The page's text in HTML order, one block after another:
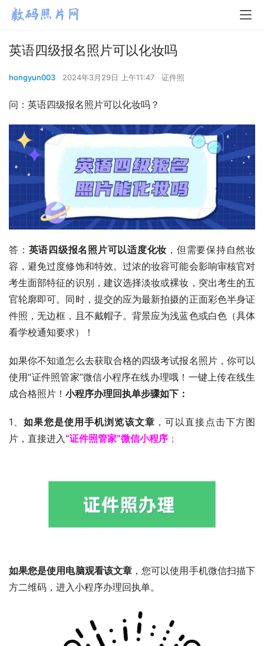
英语四级报名照片可以化妆吗
hongyun003 2024年3月29日 上午11:47 证件照
问：英语四级报名照片可以化妆吗？
答： 英语四级报名照片可以适度化妆 ，但需要保持自然妆
容，避免过度修饰和特效。过浓的妆容可能会影响审核官对
考生面部特征的识别，建议选择淡妆或裸妆，突出考生的五
官轮廓即可。同时，提交的应为最新拍摄的正面彩色半身证
件照，无边框，且不戴帽子。背景应为浅蓝色或白色（具体
看学校通知要求）！
如果你不知道怎么去获取合格的四级考试报名照片，你可以
使用“证件照管家”微信小程序在线办理哦！一键上传在线生
成合格照片！ 小程序办理回执单步骤如下：
1、如果您是使用手机浏览该文章 ，可以直接点击下方图
片，直接进入“证件照管家”微信小程序 ；
如果您是使用电脑观看该文章 ，您可以使用手机微信扫描下
方二维码，进入小程序办理回执单。